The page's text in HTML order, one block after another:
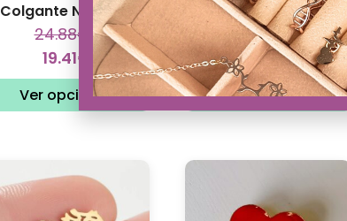
Colgante Neurona
24.88€
19.41€
Ver opciones
Pendientes Latidos
17.38€
13.56€
Ver opciones